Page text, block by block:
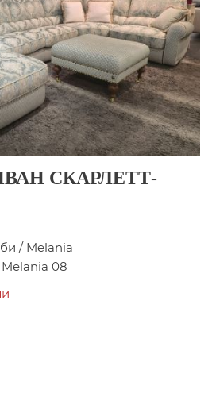
СКАРЛЕТТ-
/ Melania
08